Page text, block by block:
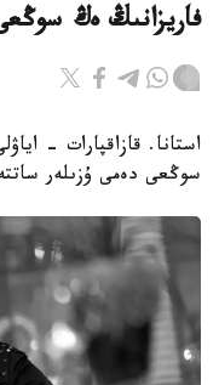
فاريزانىڭ ەڭ
استانا. قازاقپارات -
سوڭعى دەمى ۇزىلەر